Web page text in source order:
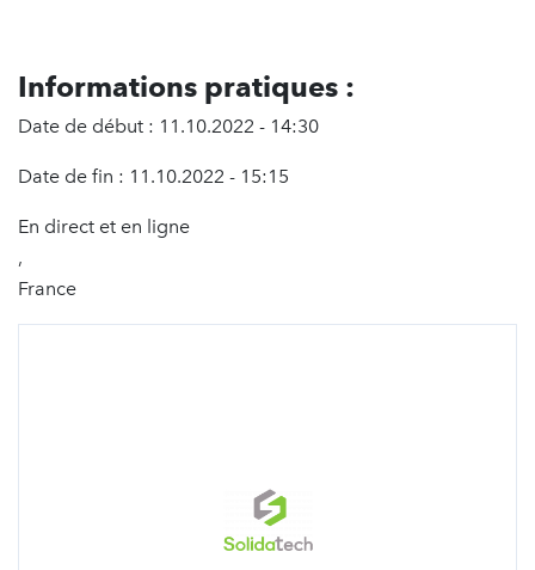
Informations pratiques :
Date de début : 11.10.2022 - 14:30
Date de fin : 11.10.2022 - 15:15
En direct et en ligne
,
France